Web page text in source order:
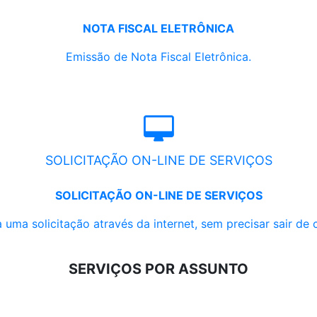
NOTA FISCAL ELETRÔNICA
Emissão de Nota Fiscal Eletrônica.
SOLICITAÇÃO ON-LINE DE SERVIÇOS
SOLICITAÇÃO ON-LINE DE SERVIÇOS
uma solicitação através da internet, sem precisar sair de
SERVIÇOS POR ASSUNTO